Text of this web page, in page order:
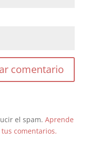
el spam. Aprende
comentarios.